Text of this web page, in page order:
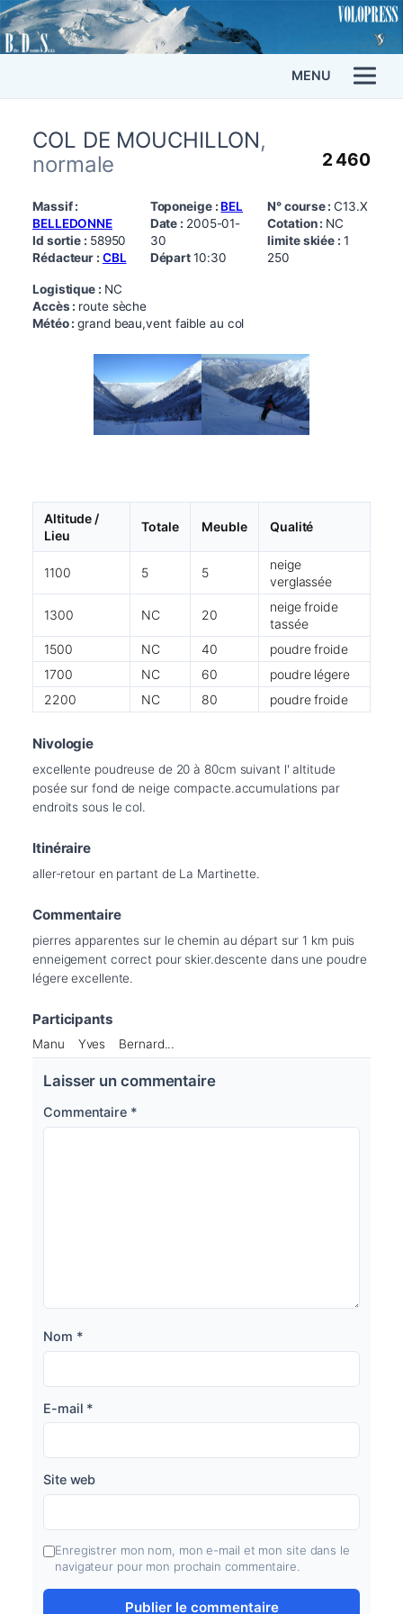
MENU
COL DE MOUCHILLON,
normale
2 460
Massif :
BELLEDONNE
Id sortie : 58950
Rédacteur : CBL
Toponeige : BEL
Date : 2005-01-
30
Départ10:30
N° course :C13.X
Cotation : NC
limite skiée : 1
250
Logistique : NC
Accès : route sèche
Météo :grand beau,vent faible au col
Altitude /
Lieu
Totale Meuble Qualité
1100 5 5
neige
verglassée
1300 NC 20
neige froide
tassée
1500
NC 40
poudre froide
1700
NC 60
poudre légere
2200
NC 80 poudre froide
Nivologie
excellente poudreuse de 20 à 80cm suivant l' altitude
posée sur fond de neige compacte.accumulations par
endroits sous le col.
Itinéraire
aller-retour en partant de La Martinette.
Commentaire
pierres apparentes sur le chemin au départ sur 1 km puis
enneigement correct pour skier.descente dans une poudre
légere excellente.
Participants
Manu Yves Bernard...
Laisser un commentaire
Commentaire *
Nom *
E-mail *
Site web
Enregistrer mon nom, mon e-mail et mon site dans le
navigateur pour mon prochain commentaire.